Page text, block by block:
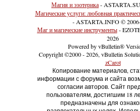
Магия и эзотерика-
Магические услуги: любовная
- ASTARTA.INFO ©
Маг и магические инструменты-
2026
Powered by vBulletin®
Copyright ©2000 - 2026, vBulletin
zCarot
Копирование материалов,
информации с форума и сайта
согласии авторов. Сайт
пользователям, достигшим 18
предназначены для